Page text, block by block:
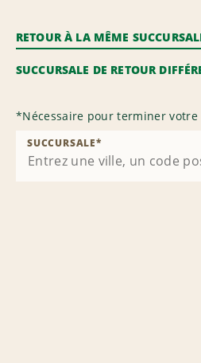
RETOUR À LA MÊME
SUCCURSALE DE RETOUR
*Nécessaire pour terminer votre
SUCCURSALE*